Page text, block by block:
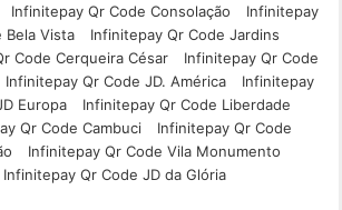
Infinitepay Qr Code Consolação
Infinitepay
Bela Vista
Infinitepay Qr Code Jardins
Code Cerqueira César
Infinitepay Qr Code
Infinitepay Qr Code JD. América
Infinitepay
Europa
Infinitepay Qr Code Liberdade
Qr Code Cambuci
Infinitepay Qr Code
Infinitepay Qr Code Vila Monumento
Infinitepay Qr Code JD da Glória